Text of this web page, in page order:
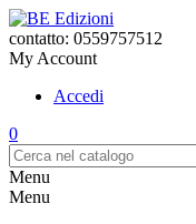
contatto: 0559757512
My Account
Accedi
0
Menu
Menu